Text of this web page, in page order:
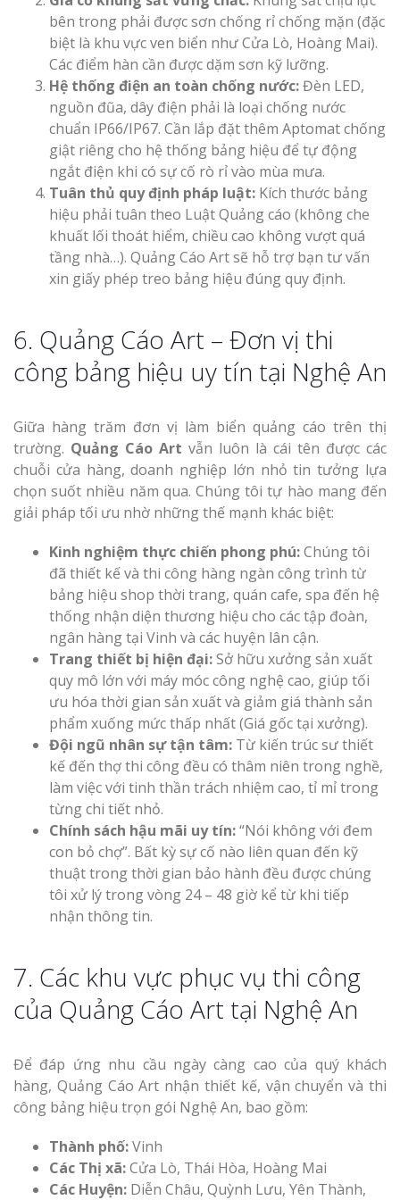
bên trong phải được sơn chống rỉ chống mặn (đặc
biệt là khu vực ven biển như Cửa Lò, Hoàng Mai).
Các điểm hàn cần được dặm sơn kỹ lưỡng.
Hệ thống điện an toàn chống nước:Đèn LED,
nguồn đũa, dây điện phải là loại chống nước
chuẩn IP66/IP67. Cần lắp đặt thêm Aptomat chống
giật riêng cho hệ thống bảng hiệu để tự động
ngắt điện khi có sự cố rò rỉ vào mùa mưa.
Tuân thủ quy định pháp luật: Kích thước bảng
hiệu phải tuân theo Luật Quảng cáo (không che
khuất lối thoát hiểm, chiều cao không vượt quá
tầng nhà…). Quảng Cáo Art sẽ hỗ trợ bạn tư vấn
xin giấy phép treo bảng hiệu đúng quy định.
6. Quảng Cáo Art – Đơn vị thi
công bảng hiệu uy tín tại Nghệ An
Giữa hàng trăm đơn vị làm biển quảng cáo trên thị
trường. Quảng Cáo Art vẫn luôn là cái tên được các
chuỗi cửa hàng, doanh nghiệp lớn nhỏ tin tưởng lựa
chọn suốt nhiều năm qua. Chúng tôi tự hào mang đến
giải pháp tối ưu nhờ những thế mạnh khác biệt:
Kinh nghiệm thực chiến phong phú:Chúng tôi
đã thiết kế và thi công hàng ngàn công trình từ
bảng hiệu shop thời trang, quán cafe, spa đến hệ
thống nhận diện thương hiệu cho các tập đoàn,
ngân hàng tại Vinh và các huyện lân cận.
Trang thiết bị hiện đại:Sở hữu xưởng sản xuất
quy mô lớn với máy móc công nghệ cao, giúp tối
ưu hóa thời gian sản xuất và giảm giá thành sản
phẩm xuống mức thấp nhất (Giá gốc tại xưởng).
Đội ngũ nhân sự tận tâm: Từ kiến trúc sư thiết
kế đến thợ thi công đều có thâm niên trong nghề,
làm việc với tinh thần trách nhiệm cao, tỉ mỉ trong
từng chi tiết nhỏ.
Chính sách hậu mãi uy tín:“Nói không với đem
con bỏ chợ”. Bất kỳ sự cố nào liên quan đến kỹ
thuật trong thời gian bảo hành đều được chúng
tôi xử lý trong vòng 24 – 48 giờ kể từ khi tiếp
nhận thông tin.
7. Các khu vực phục vụ thi công
của Quảng Cáo Art tại Nghệ An
Để đáp ứng nhu cầu ngày càng cao của quý khách
hàng, Quảng Cáo Art nhận thiết kế, vận chuyển và thi
công bảng hiệu trọn gói Nghệ An, bao gồm:
Thành phố:Vinh
Các Thị xã:Cửa Lò, Thái Hòa, Hoàng Mai
Các Huyện: Diễn Châu, Quỳnh Lưu, Yên Thành,